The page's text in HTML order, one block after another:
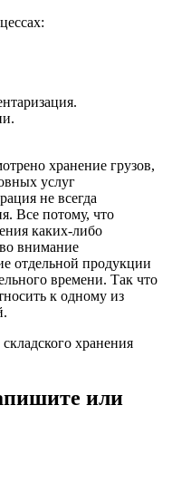
хранение грузов,
услуг
не всегда
Все потому, что
каких-либо
внимание
отдельной продукции
времени. Так что
к одному из
хранения
или